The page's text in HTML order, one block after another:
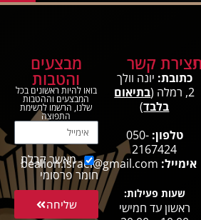
יצירת קשר
כתובת: יונה וולך
2, רמלה (
בתיאום
בלבד)
טלפון: 050-
2167424
אימייל: bealion.israel@gmail.com
שעות פעילות:
ראשון עד חמישי
מבצעים
והטבות
בואו להיות ראשונים בכל
המבצעים וההטבות
שלנו, הרשמו לרשימת
התפוצה
מאשר קבלת
חומר פרסומי
שליחה